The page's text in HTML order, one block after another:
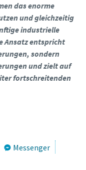
das enorme
und gleichzeitig
industrielle
Ansatz entspricht
sondern
und zielt auf
fortschreitenden
Messenger